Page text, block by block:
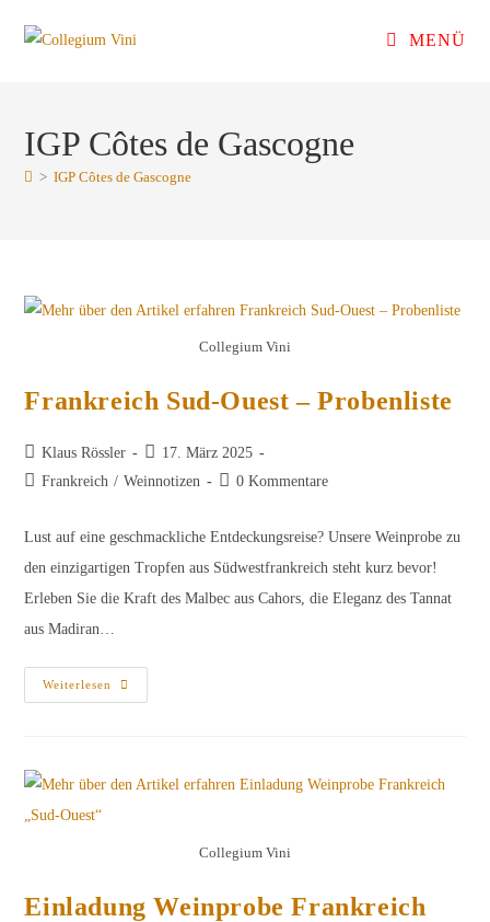
Inhalt
MENÜ
IGP Côtes de Gascogne
> IGP Côtes de Gascogne
Collegium Vini
Frankreich Sud-Ouest – Probenliste
Beitrags-
Autor:
Klaus Rössler
Beitrag
veröffentlicht:
17. März 2025
Beitrags-
Frankreich / Weinnotizen
Beitrags-
0 Kommentare
Lust auf eine geschmackliche Entdeckungsreise? Unsere Weinprobe zu
den einzigartigen Tropfen aus Südwestfrankreich steht kurz bevor!
Erleben Sie die Kraft des Malbec aus Cahors, die Eleganz des Tannat
aus Madiran…
Weiterlesen
Frankreich
Sud-
Collegium Vini
Einladung Weinprobe Frankreich